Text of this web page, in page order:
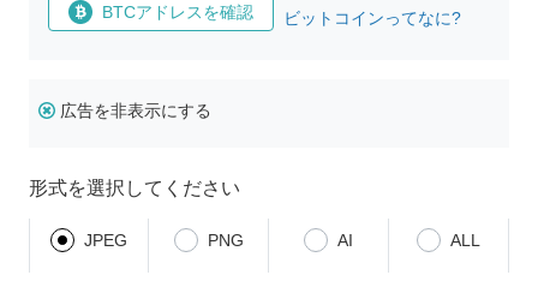
BTCアドレスを確認 ビットコインってなに?
広告を非表示にする
形式を選択してください
JPEG PNG AI ALL